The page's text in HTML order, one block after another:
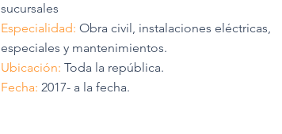
sucursales
Especialidad: Obra civil, instalaciones eléctricas,
especiales y mantenimientos.
Ubicación: Toda la república.
Fecha: 2017- a la fecha.